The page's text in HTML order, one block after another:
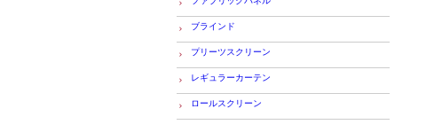
ブラインド
プリーツスクリーン
レギュラーカーテン
ロールスクリーン